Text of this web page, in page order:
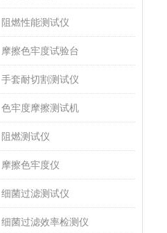
阻燃性能测试仪
摩擦色牢度试验台
手套耐切割测试仪
色牢度摩擦测试机
阻燃测试仪
摩擦色牢度仪
细菌过滤测试仪
细菌过滤效率检测仪